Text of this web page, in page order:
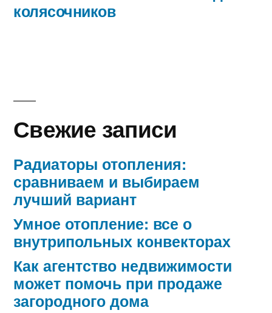
колясочников
Свежие записи
Радиаторы отопления:
сравниваем и выбираем
лучший вариант
Умное отопление: все о
внутрипольных конвекторах
Как агентство недвижимости
может помочь при продаже
загородного дома